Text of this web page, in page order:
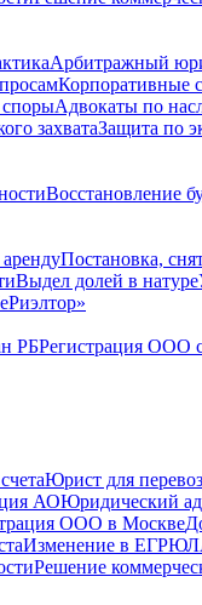
Арбитражный
Корпоративные
Адвокаты по
захватаЗащита по
Восстановление
Постановка,
Выдел долей в натуре
РБРегистрация ООО
Юрист для
АОЮридический
ООО в Москве
Изменение в ЕГРЮЛ
Решение